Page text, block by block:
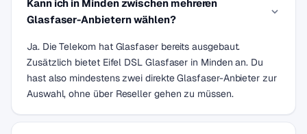
Kann ich in Minden zwischen mehreren
Glasfaser-Anbietern wählen?
Ja. Die Telekom hat Glasfaser bereits ausgebaut.
Zusätzlich bietet Eifel DSL Glasfaser in Minden an. Du
hast also mindestens zwei direkte Glasfaser-Anbieter zur
Auswahl, ohne über Reseller gehen zu müssen.